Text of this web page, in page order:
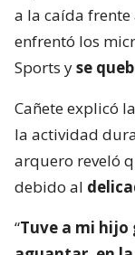
a la caída frente
enfrentó los
Sports yse
Cañete explicó
la actividad
arquero reveló
debido al
“Tuve a mi hijo